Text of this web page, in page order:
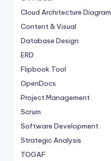
Cloud Architecture Diagram
Content & Visual
Database Design
ERD
Flipbook Tool
OpenDocs
Project Management
Scrum
Software Development
Strategic Analysis
TOGAF